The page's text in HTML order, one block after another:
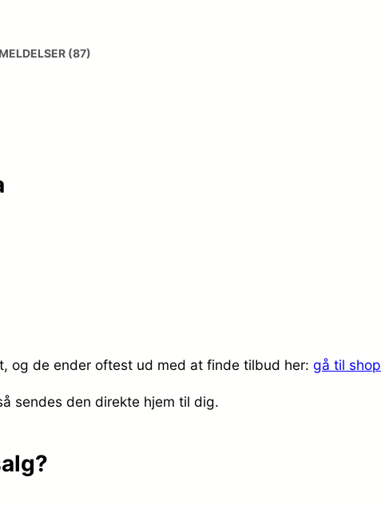
(87)
og de ender oftest ud med at finde tilbud her: gå til shop
sendes den direkte hjem til dig.